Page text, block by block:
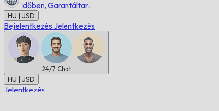
Időben, Garantáltan.
HU | USD
Bejelentkezés Jelentkezés
24/7 Chat
HU | USD
Jelentkezés